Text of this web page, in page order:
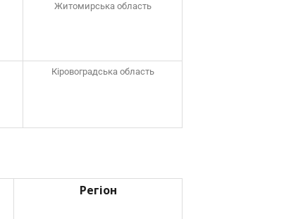
Житомирська область
Кіровоградська область
Регіон